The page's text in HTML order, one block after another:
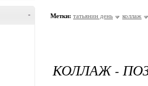
- Метки: татьянин день коллаж
КОЛЛАЖ -